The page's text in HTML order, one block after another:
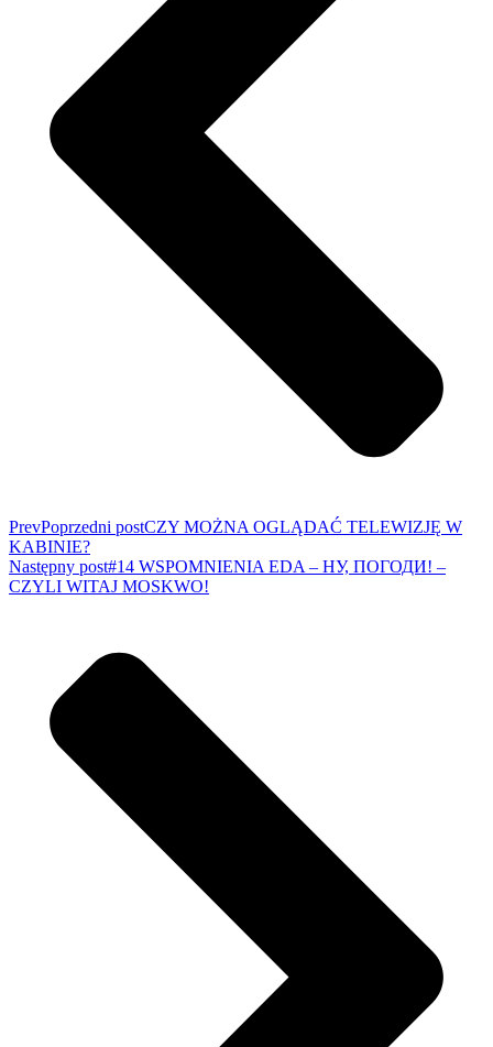
PrevPoprzedni postCZY MOŻNA OGLĄDAĆ TELEWIZJĘ W
KABINIE?
Następny post#14 WSPOMNIENIA EDA – НУ, ПОГОДИ! –
CZYLI WITAJ MOSKWO!